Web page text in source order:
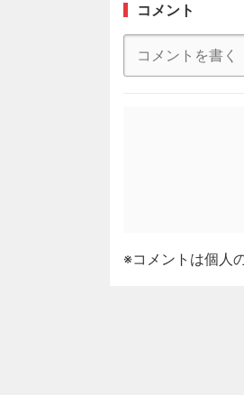
コメント
※コメントは個人